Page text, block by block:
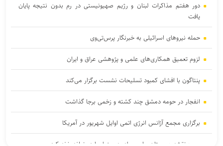
دور هفتم مذاکرات لبنان و رژیم صهیونیستی در رم بدون نتیجه پایان
یافت
حمله نیروهای اسرائیلی به خبرنگار پرس‌تی‌وی
لزوم تعمیق همکاری‌های علمی و پژوهشی عراق و ایران
پنتاگون با افشای کمبود تسلیحات نشست برگزار می‌کند
انفجار در حومه دمشق چند کشته و زخمی برجا گذاشت
برگزاری مجمع آژانس انرژی اتمی اوایل شهریور در آمریکا